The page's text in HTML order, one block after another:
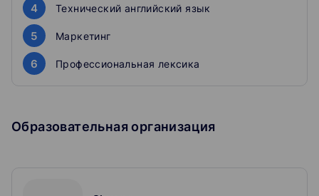
4 Технический английский язык
5 Маркетинг
6 Профессиональная лексика
Образовательная организация